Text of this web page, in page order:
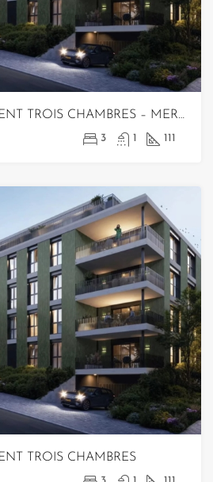
VEFA – APPARTEMENT TROIS CHAMBRES – MERL
3 1 111
TROIS CHAMBRES